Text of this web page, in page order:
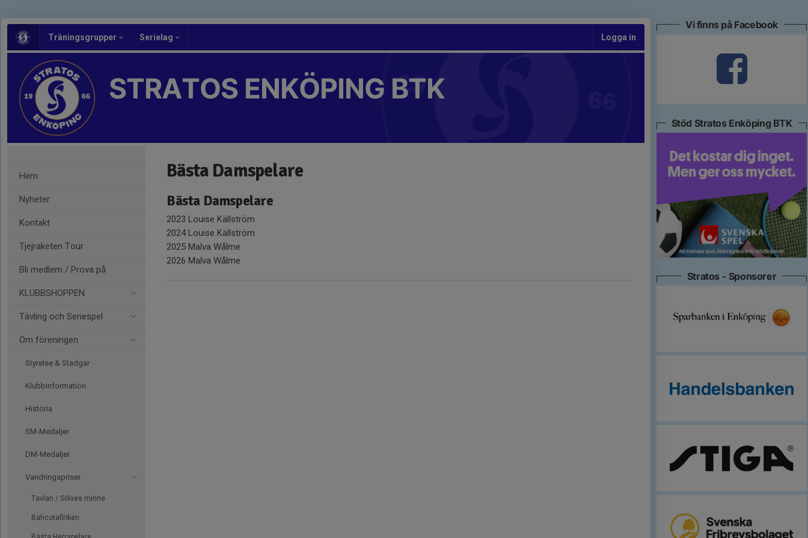
Träningsgrupper Serielag Logga in
STRATOS ENKÖPING BTK
Hem
Nyheter
Kontakt
Tjejraketen Tour
Bli medlem / Prova på
KLUBBSHOPPEN
Tävling och Seriespel
Om föreningen
Styrelse & Stadgar
Klubbinformation
Historia
SM-Medaljer
DM-Medaljer
Vandringspriser
Tavlan / Sölves minne
Bahcotallriken
Bästa Damspelare
Bästa Damspelare
2023 Louise Källström
2024 Louise Källström
2025 Malva Wålme
2026 Malva Wålme
Vi finns på Facebook
Stöd Stratos Enköping BTK
Stratos - Sponsorer